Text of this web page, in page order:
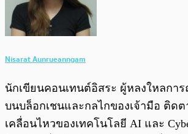
Nisarat Aunrueanngam
นักเขียนคอนเทนต์อิสระ ผู้หลงใหลกา
บนบล็อกเชนและกลไกของเจ้ามือ ติด
เคลื่อนไหวของเทคโนโลยี AI และ